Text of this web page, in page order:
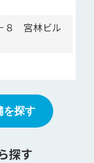
８ 宮林ビル
を探す
探す